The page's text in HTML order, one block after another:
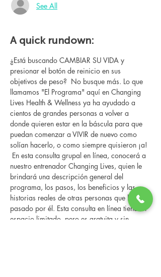
See All
A quick rundown:
¿Está buscando CAMBIAR SU VIDA y
presionar el botón de reinicio en sus
objetivos de peso?  No busque más. Lo que
llamamos "El Programa" aquí en Changing
Lives Health & Wellness ya ha ayudado a
cientos de grandes personas a volver a
donde quieren estar en la báscula para que
puedan comenzar a VIVIR de nuevo como
solían hacerlo, o como siempre quisieron ¡a!
En esta consulta grupal en línea, conocerá a
nuestro entrenador Changing Lives, quien le
brindará una descripción general del
programa, los pasos, los beneficios y las
historias reales de otras personas que han
pasado por él. Esta consulta en línea tiene un
espacio limitado, pero es gratuita y sin